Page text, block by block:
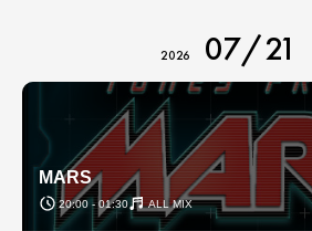
2026 07/21
MARS
20:00 - 01:30 ALL MIX